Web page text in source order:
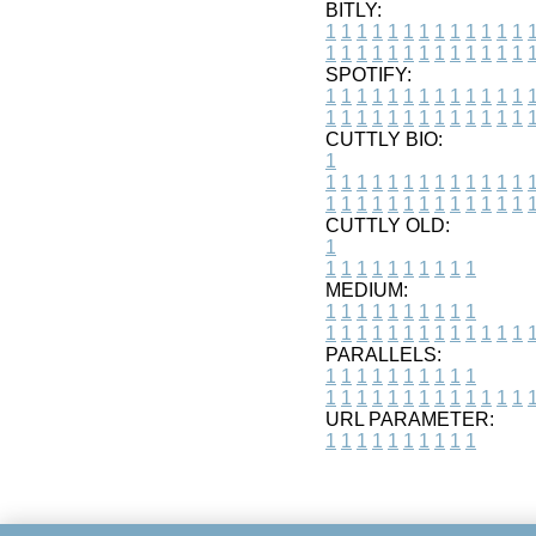
BITLY:
1 1 1 1 1 1 1 1 1 1 1 1 1 1
1 1 1 1 1 1 1 1 1 1 1 1 1 1
SPOTIFY:
1 1 1 1 1 1 1 1 1 1 1 1 1 1
1 1 1 1 1 1 1 1 1 1 1 1 1 1
CUTTLY BIO:
1
1 1 1 1 1 1 1 1 1 1 1 1 1 1
1 1 1 1 1 1 1 1 1 1 1 1 1 1
CUTTLY OLD:
1
1 1 1 1 1 1 1 1 1 1
MEDIUM:
1 1 1 1 1 1 1 1 1 1
1 1 1 1 1 1 1 1 1 1 1 1 1 1
PARALLELS:
1 1 1 1 1 1 1 1 1 1
1 1 1 1 1 1 1 1 1 1 1 1 1 1
URL PARAMETER:
1 1 1 1 1 1 1 1 1 1